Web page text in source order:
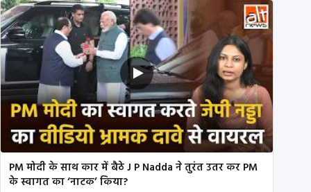
PM मोदी के साथ कार में बैठे J P Nadda ने तुरंत उतर कर PM
के स्वागत का ‘नाटक’ किया?